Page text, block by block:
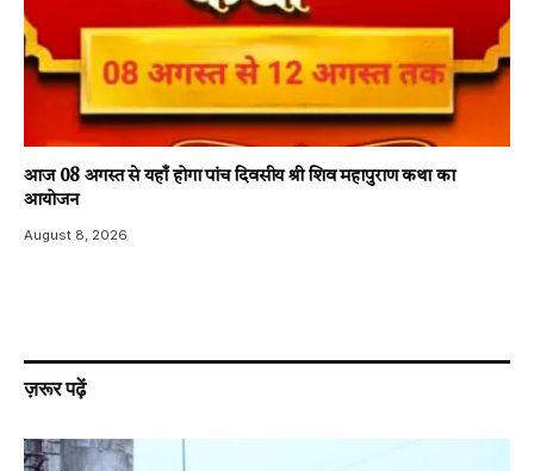
आज 08 अगस्त से यहाँ होगा पांच दिवसीय श्री शिव महापुराण कथा का
आयोजन
August 8, 2026
ज़रूर पढ़ें